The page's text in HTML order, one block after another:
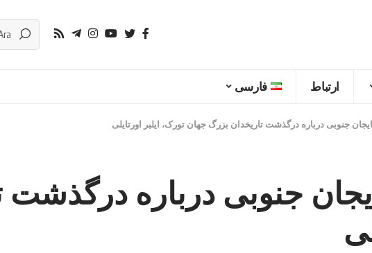
ارتباط فارسی
جنوبی درباره درگذشت تاریخدان بزرگ جهان تورک، ایلبر اورتایلی
جنوبی درباره